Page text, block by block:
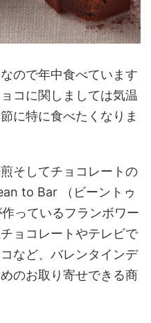
ので年中食べています
コに関しましては気温
に特に食べたくなりま
そしてチョコレートの
to Bar （ビーントゥ
っているフランボワー
ョコレートやテレビで
など、バレンタインデ
のお取り寄せできる商